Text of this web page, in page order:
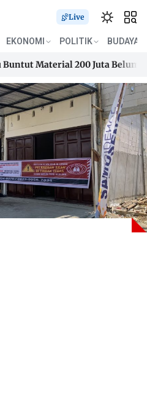
Live
EKONOMI POLITIK BUDAYA
Material 200 Juta Belum
Material 200 Juta Belum